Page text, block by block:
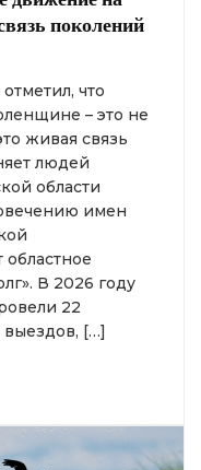
поколений
что
– это не
живая связь
людей
области
имен
В 2026 году
22
[…]